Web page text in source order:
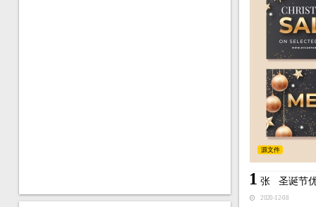
源文件
1 张 圣诞节
2020-12-08